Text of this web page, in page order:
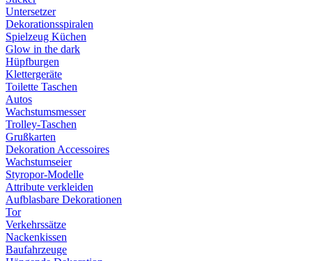
Untersetzer
Dekorationsspiralen
Spielzeug Küchen
Glow in the dark
Hüpfburgen
Klettergeräte
Toilette Taschen
Autos
Wachstumsmesser
Trolley-Taschen
Grußkarten
Dekoration Accessoires
Wachstumseier
Styropor-Modelle
Attribute verkleiden
Aufblasbare Dekorationen
Tor
Verkehrssätze
Nackenkissen
Baufahrzeuge